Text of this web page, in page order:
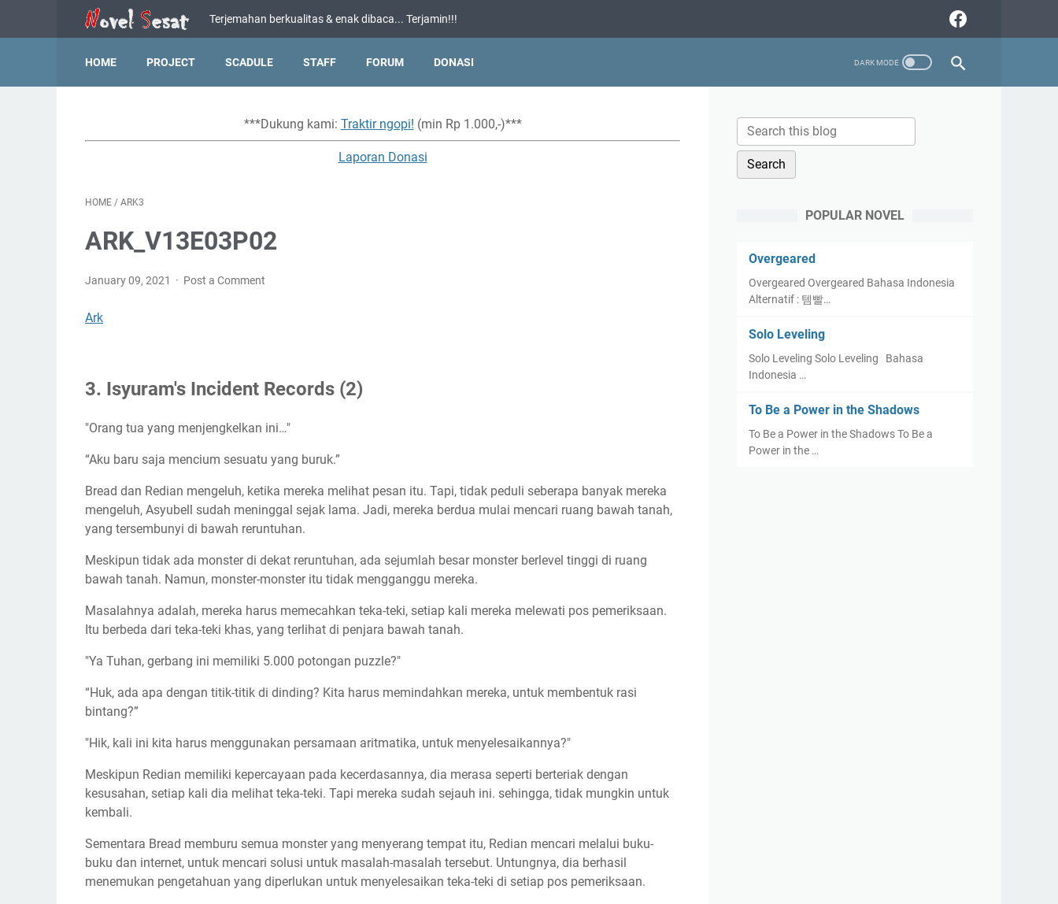
Terjemahan berkualitas & enak dibaca... Terjamin!!!
HOME PROJECT SCADULE STAFF FORUM DONASI
***Dukung kami: Traktir ngopi! (min Rp 1.000,-)***
Laporan Donasi
HOME / ARK3
ARK_V13E03P02
January 09, 2021 Post a Comment
Ark
3. Isyuram's Incident Records (2)
"Orang tua yang menjengkelkan ini…"
“Aku baru saja mencium sesuatu yang buruk.”
Bread dan Redian mengeluh, ketika mereka melihat pesan itu. Tapi, tidak peduli seberapa banyak mereka
mengeluh, Asyubell sudah meninggal sejak lama. Jadi, mereka berdua mulai mencari ruang bawah tanah,
yang tersembunyi di bawah reruntuhan.
Meskipun tidak ada monster di dekat reruntuhan, ada sejumlah besar monster berlevel tinggi di ruang
bawah tanah. Namun, monster-monster itu tidak mengganggu mereka.
Masalahnya adalah, mereka harus memecahkan teka-teki, setiap kali mereka melewati pos pemeriksaan.
Itu berbeda dari teka-teki khas, yang terlihat di penjara bawah tanah.
"Ya Tuhan, gerbang ini memiliki 5.000 potongan puzzle?"
“Huk, ada apa dengan titik-titik di dinding? Kita harus memindahkan mereka, untuk membentuk rasi
bintang?”
"Hik, kali ini kita harus menggunakan persamaan aritmatika, untuk menyelesaikannya?"
Meskipun Redian memiliki kepercayaan pada kecerdasannya, dia merasa seperti berteriak dengan
kesusahan, setiap kali dia melihat teka-teki. Tapi mereka sudah sejauh ini. sehingga, tidak mungkin untuk
kembali.
Sementara Bread memburu semua monster yang menyerang tempat itu, Redian mencari melalui buku-
buku dan internet, untuk mencari solusi untuk masalah-masalah tersebut. Untungnya, dia berhasil
menemukan pengetahuan yang diperlukan untuk menyelesaikan teka-teki di setiap pos pemeriksaan.
POPULAR NOVEL
Overgeared
Overgeared Overgeared Bahasa Indonesia
Alternatif : 템빨…
Solo Leveling
Solo Leveling Solo Leveling Bahasa
Indonesia …
To Be a Power in the Shadows
To Be a Power in the Shadows To Be a
Power in the …